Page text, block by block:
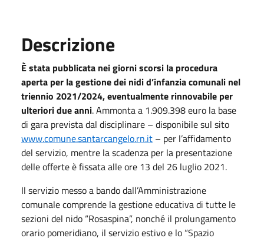
Descrizione
È stata pubblicata nei giorni scorsi la procedura
aperta per la gestione dei nidi d’infanzia comunali nel
triennio 2021/2024, eventualmente rinnovabile per
ulteriori due anni. Ammonta a 1.909.398 euro la base
di gara prevista dal disciplinare – disponibile sul sito
www.comune.santarcangelo.rn.it – per l’affidamento
del servizio, mentre la scadenza per la presentazione
delle offerte è fissata alle ore 13 del 26 luglio 2021.
Il servizio messo a bando dall’Amministrazione
comunale comprende la gestione educativa di tutte le
sezioni del nido “Rosaspina”, nonché il prolungamento
orario pomeridiano, il servizio estivo e lo “Spazio